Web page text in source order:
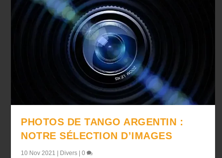
PHOTOS DE TANGO ARGENTIN :
NOTRE SÉLECTION D’IMAGES
10 Nov 2021 | Divers |0